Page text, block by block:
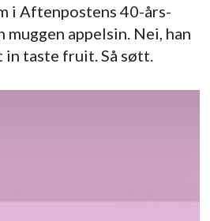
i Aftenpostens 40-års-
muggen appelsin. Nei, han
taste fruit. Så søtt.